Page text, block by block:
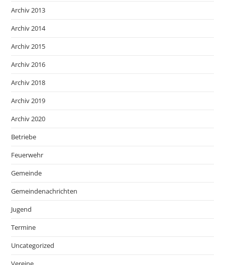
Archiv 2013
Archiv 2014
Archiv 2015
Archiv 2016
Archiv 2018
Archiv 2019
Archiv 2020
Betriebe
Feuerwehr
Gemeinde
Gemeindenachrichten
Jugend
Termine
Uncategorized